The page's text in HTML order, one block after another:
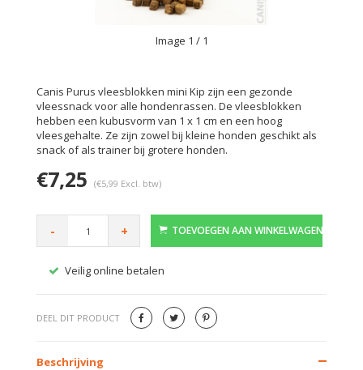
Image 1 / 1
Canis Purus vleesblokken mini Kip zijn een gezonde
vleessnack voor alle hondenrassen. De vleesblokken
hebben een kubusvorm van 1 x 1 cm en een hoog
vleesgehalte. Ze zijn zowel bij kleine honden geschikt als
snack of als trainer bij grotere honden.
€7,25 (€5,99 Excl. btw)
- + TOEVOEGEN AAN WINKELWAGEN
Veilig online betalen
DEEL DIT PRODUCT
Beschrijving